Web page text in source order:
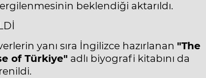
beklendiği aktarıldı.
yanı sıra İngilizce hazırlanan "The
of Türkiye" adlı biyografi kitabını da